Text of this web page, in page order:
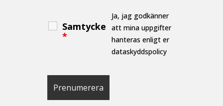
Samtycke
*
Ja, jag godkänner
att mina uppgifter
hanteras enligt er
dataskyddspolicy